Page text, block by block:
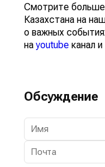
Смотрите больше
Казахстана на
о важных
наyoutube канал и
Обсуждение